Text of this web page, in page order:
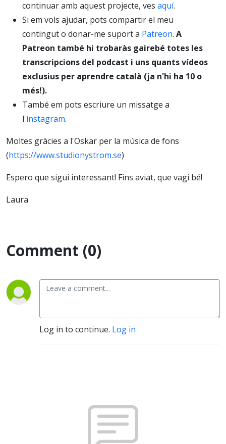
continuar amb aquest projecte, ves aquí.
Si em vols ajudar, pots compartir el meu
contingut o donar-me suport a Patreon. A
Patreon també hi trobaràs gairebé totes les
transcripcions del podcast i uns quants vídeos
exclusius per aprendre català (ja n'hi ha 10 o
més!).
També em pots escriure un missatge a
l'instagram.
Moltes gràcies a l'Oskar per la música de fons
(https://www.studionystrom.se)
Espero que sigui interessant! Fins aviat, que vagi bé!
Laura
Comment (0)
Log in to continue. Log in